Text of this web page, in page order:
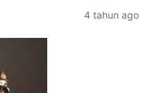
4 tahun ago